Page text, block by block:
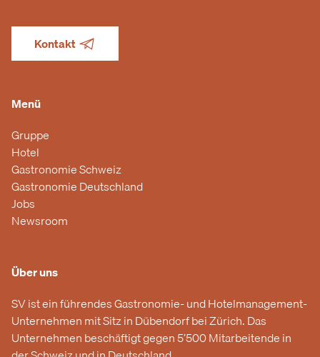
Kontakt
Menü
Gruppe
Hotel
Gastronomie Schweiz
Gastronomie Deutschland
Jobs
Newsroom
Über uns
SV ist ein führendes Gastronomie- und Hotelmanagement-
Unternehmen mit Sitz in Dübendorf bei Zürich. Das
Unternehmen beschäftigt gegen 5’500 Mitarbeitende in